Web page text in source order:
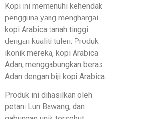
Kopi ini memenuhi kehendak
pengguna yang menghargai
kopi Arabica tanah tinggi
dengan kualiti tulen. Produk
ikonik mereka, kopi Arabica
Adan, menggabungkan beras
Adan dengan biji kopi Arabica.
Produk ini dihasilkan oleh
petani Lun Bawang, dan